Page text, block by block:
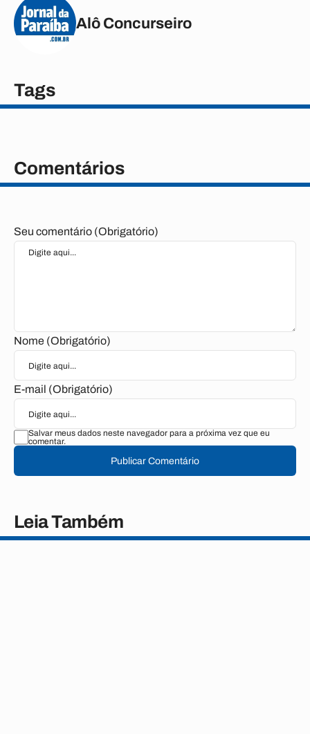
Alô Concurseiro
Tags
Comentários
Seu comentário (Obrigatório)
Nome (Obrigatório)
E-mail (Obrigatório)
Salvar meus dados neste navegador para a próxima vez que eu
comentar.
Publicar Comentário
Leia Também